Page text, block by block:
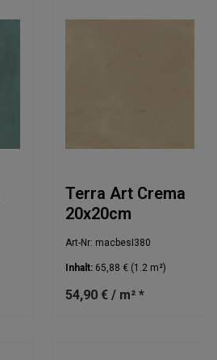
Terra Art Crema
20x20cm
Art-Nr: macbesI380
Inhalt: 65,88 € (1.2 m²)
54,90 € / m² *